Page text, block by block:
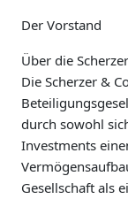
Der Vorstand
Über die
Die Scherzer &
durch sowohl
Investments
Gesellschaft als